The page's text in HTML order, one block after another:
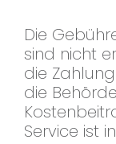
Die
sind nicht
die
die
Service ist